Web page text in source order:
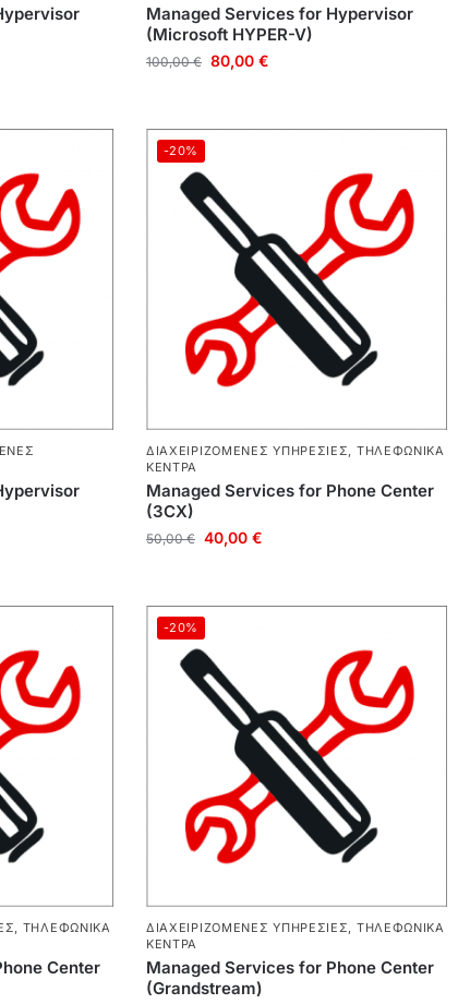
Managed Services for Hypervisor
(Microsoft HYPER-V)
100,00€ 80,00 €
-20%
ΔΙΑΧΕΙΡΙΖΌΜΕΝΕΣ ΥΠΗΡΕΣΊΕΣ, ΤΗΛΕΦΩΝΙΚΆ
ΚΈΝΤΡΑ
Managed Services for Phone Center
(3CX)
50,00€ 40,00 €
, ΤΗΛΕΦΩΝΙΚΆ
Center
-20%
ΔΙΑΧΕΙΡΙΖΌΜΕΝΕΣ ΥΠΗΡΕΣΊΕΣ, ΤΗΛΕΦΩΝΙΚΆ
ΚΈΝΤΡΑ
Managed Services for Phone Center
(Grandstream)